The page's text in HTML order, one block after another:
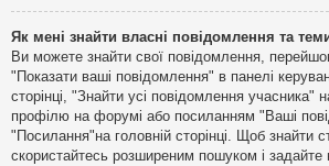
Як мені знайти власні повідомлення та
Ви можете знайти свої повідомлення,
"Показати ваші повідомлення" в панелі
сторінці, "Знайти усі повідомлення учасника"
профілю на форумі або посиланням "Ваші
"Посилання"на головній сторінці. Щоб знайти
скористайтесь розширеним пошуком і задайте